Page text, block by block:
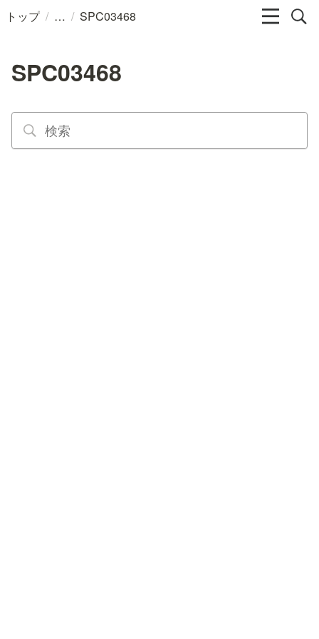
トップ / / SPC03468
SPC03468